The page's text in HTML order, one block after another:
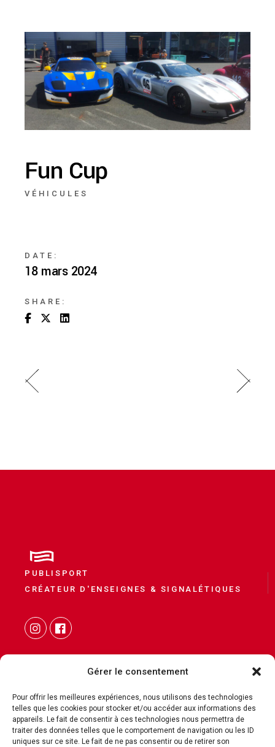
Gérer le consentement
Pour offrir les meilleures expériences, nous utilisons des technologies
telles que les cookies pour stocker et/ou accéder aux informations des
appareils. Le fait de consentir à ces technologies nous permettra de
traiter des données telles que le comportement de navigation ou les ID
uniques sur ce site. Le fait de ne pas consentir ou de retirer son
Fun Cup
VÉHICULES
DATE:
18 mars 2024
SHARE:
PUBLISPORT
CRÉATEUR D'ENSEIGNES & SIGNALÉTIQUES
CONTACT
MENTIONS LÉGALES